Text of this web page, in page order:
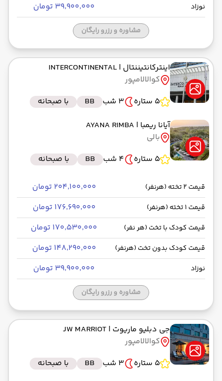
نوزاد ۳۹٬۹۰۰٬۰۰۰ تومان
مشاوره و رزرو رایگان
اینترکانتیننتال | INTERCONTINENTAL
کوالالامپور
5 ستاره
3 شب BB
با صبحانه
آیانا ریمبا | AYANA RIMBA
بالی
5 ستاره
4 شب BB با صبحانه
قیمت 2 تخته (هرنفر) ۲۰۴٬۱۰۰٬۰۰۰ تومان
قیمت 1 تخته (هرنفر) ۱۷۶٬۶۹۰٬۰۰۰ تومان
قیمت کودک با تخت (هر نفر) ۱۷۰٬۵۳۰٬۰۰۰ تومان
قیمت کودک بدون تخت (هرنفر) ۱۴۸٬۲۹۰٬۰۰۰ تومان
نوزاد ۳۹٬۹۰۰٬۰۰۰ تومان
مشاوره و رزرو رایگان
جی دبلیو ماریوت | JW MARRIOT
کوالالامپور
5 ستاره
3 شب BB
با صبحانه